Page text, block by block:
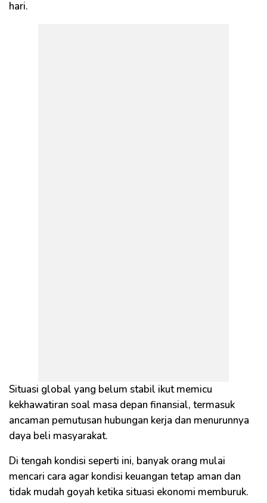
hari.
Situasi global yang belum stabil ikut memicu
kekhawatiran soal masa depan finansial, termasuk
ancaman pemutusan hubungan kerja dan menurunnya
daya beli masyarakat.
Di tengah kondisi seperti ini, banyak orang mulai
mencari cara agar kondisi keuangan tetap aman dan
tidak mudah goyah ketika situasi ekonomi memburuk.